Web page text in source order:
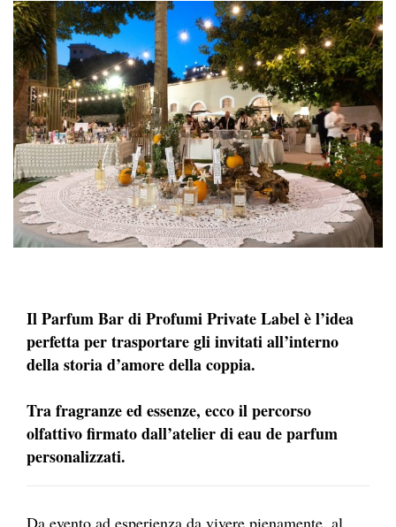
Il Parfum Bar di Profumi Private Label è l’idea
perfetta per trasportare gli invitati all’interno
della storia d’amore della coppia.
Tra fragranze ed essenze, ecco il percorso
olfattivo firmato dall’atelier di eau de parfum
personalizzati.